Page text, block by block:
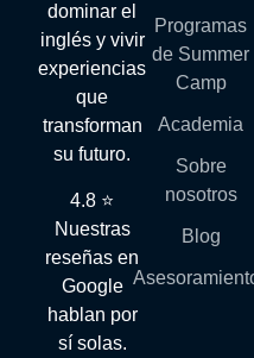
dominar el
inglés y vivir
experiencias
que
transforman
su futuro.
4.8 ⭐
Nuestras
reseñas en
Google
hablan por
sí solas.
Programas
de Summer
Camp
Academia
Sobre
nosotros
Blog